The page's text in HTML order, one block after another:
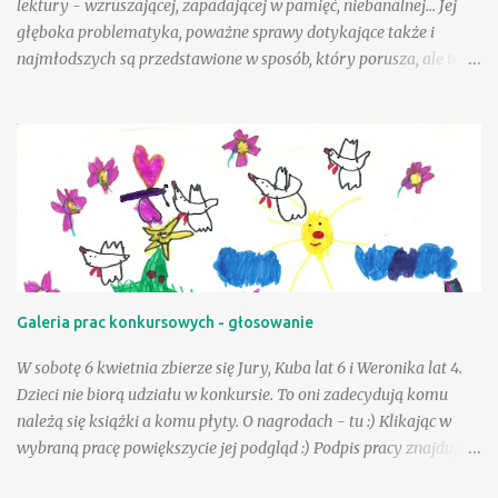
lektury - wzruszającej, zapadającej w pamięć, niebanalnej... Jej
głęboka problematyka, poważne sprawy dotykające także i
najmłodszych są przedstawione w sposób, który porusza, ale też i
swojej biblioteczce. Andzia - bohaterka książki - była wyjątkowo
szczęśliwą dziewczynką, a wielka w tym zasługa taty, a choć był
jej tak bliski, to paradoksalnie teraz lepiej sobie poradzić w tej
trudnej sytuacji, gdy tak drogiej osoby zabrakło - przeciwnie niż
jej mama. Andzia zauważa, że mama czasem zachowuje się tak, "
jakby zapomniała, że już jest dorosła " - można to różnie
tłumaczyć - silniejszymi więzami, odmienną sytuacją życiową, na
pewno jednak niebagatelne znaczenie ma dla dziewczynki
szczególnej, bo "ptasiej postaci...
Galeria prac konkursowych - głosowanie
W sobotę 6 kwietnia zbierze się Jury, Kuba lat 6 i Weronika lat 4.
Dzieci nie biorą udziału w konkursie. To oni zadecydują komu
należą się książki a komu płyty. O nagrodach - tu :) Klikając w
wybraną pracę powiększycie jej podgląd :) Podpis pracy znajduje